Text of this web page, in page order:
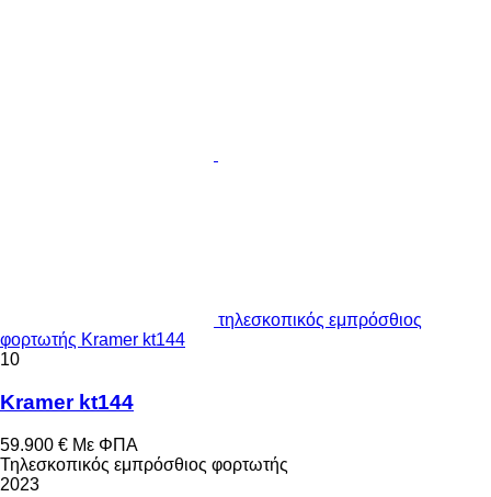
τηλεσκοπικός εμπρόσθιος
φορτωτής Kramer kt144
10
Kramer kt144
59.900 € Με ΦΠΑ
Τηλεσκοπικός εμπρόσθιος φορτωτής
2023